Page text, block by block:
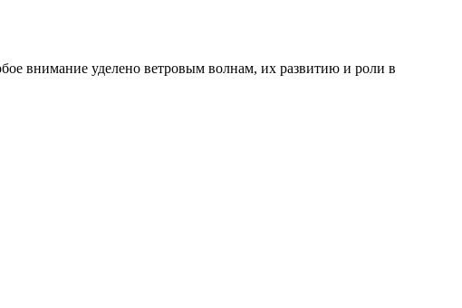
внимание уделено ветровым волнам, их развитию и роли в